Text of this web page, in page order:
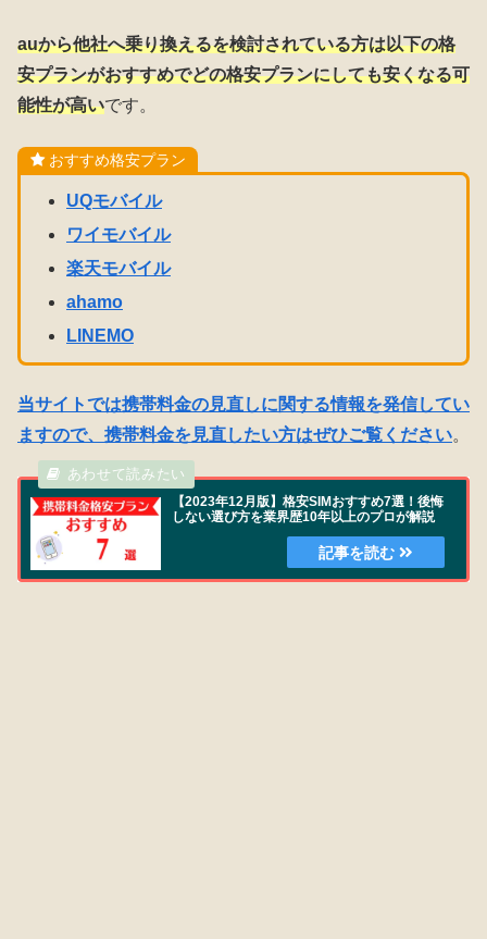
auから他社へ乗り換えるを検討されている方は以下の格
安プランがおすすめでどの格安プランにしても安くなる可
能性が高いです。
おすすめ格安プラン
UQモバイル
ワイモバイル
楽天モバイル
ahamo
LINEMO
当サイトでは携帯料金の見直しに関する情報を発信してい
ますので、携帯料金を見直したい方はぜひご覧ください。
【2023年12月版】格安SIMおすすめ7選！後悔
しない選び方を業界歴10年以上のプロが解説